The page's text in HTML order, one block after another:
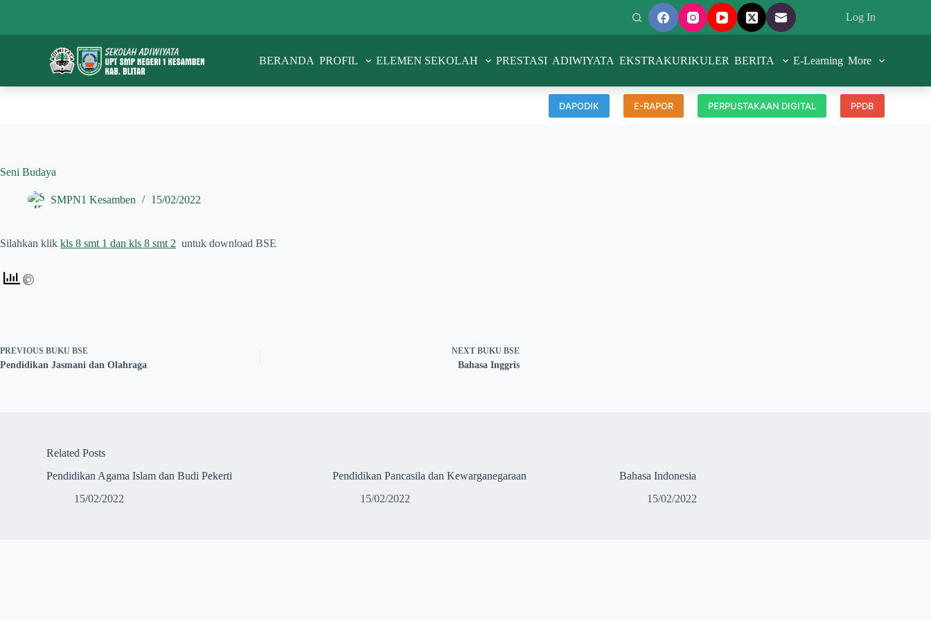
i
c
Log In
BERANDA PROFIL ELEMEN SEKOLAH PRESTASI ADIWIYATA EKSTRAKURIKULER BERITA E-Learning More
DAPODIK E-RAPOR PERPUSTAKAAN DIGITAL PPDB
Seni Budaya
SMPN1 Kesamben 15/02/2022
Silahkan klik kls 8 smt 1 dan kls 8 smt 2 untuk download BSE
PREVIOUS BUKU BSE
Pendidikan Jasmani dan Olahraga
NEXT BUKU BSE
Bahasa Inggris
Related Posts
Pendidikan Agama Islam dan Budi Pekerti
15/02/2022
Pendidikan Pancasila dan Kewarganegaraan
15/02/2022
Bahasa Indonesia
15/02/2022